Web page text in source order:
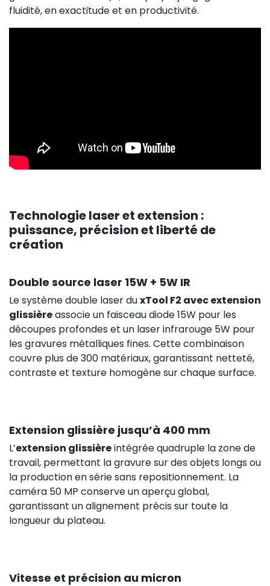
fluidité, en exactitude et en productivité.
Technologie laser et extension :
puissance, précision et liberté de
création
Double source laser 15W + 5W IR
Le système double laser duxTool F2 avec extension
glissièreassocie un faisceau diode 15W pour les
découpes profondes et un laser infrarouge 5W pour
les gravures métalliques fines. Cette combinaison
couvre plus de 300 matériaux, garantissant netteté,
contraste et texture homogène sur chaque surface.
Extension glissière jusqu’à 400 mm
L’extension glissièreintégrée quadruple la zone de
travail, permettant la gravure sur des objets longs ou
la production en série sans repositionnement. La
caméra 50 MP conserve un aperçu global,
garantissant un alignement précis sur toute la
longueur du plateau.
Vitesse et précision au micron